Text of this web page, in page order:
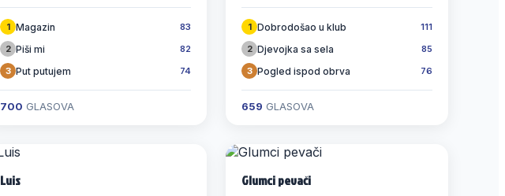
1 Magazin
83
2 Piši mi
82
3 Put putujem 74
700 GLASOVA
1 Dobrodošao u klub
111
2 Djevojka sa sela
85
3 Pogled ispod obrva 76
659 GLASOVA
Luis Glumci pevači